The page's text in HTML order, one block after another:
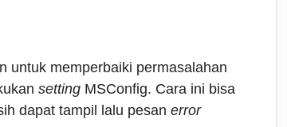
untuk memperbaiki permasalahan
settingMSConfig. Cara ini bisa
dapat tampil lalu pesan error